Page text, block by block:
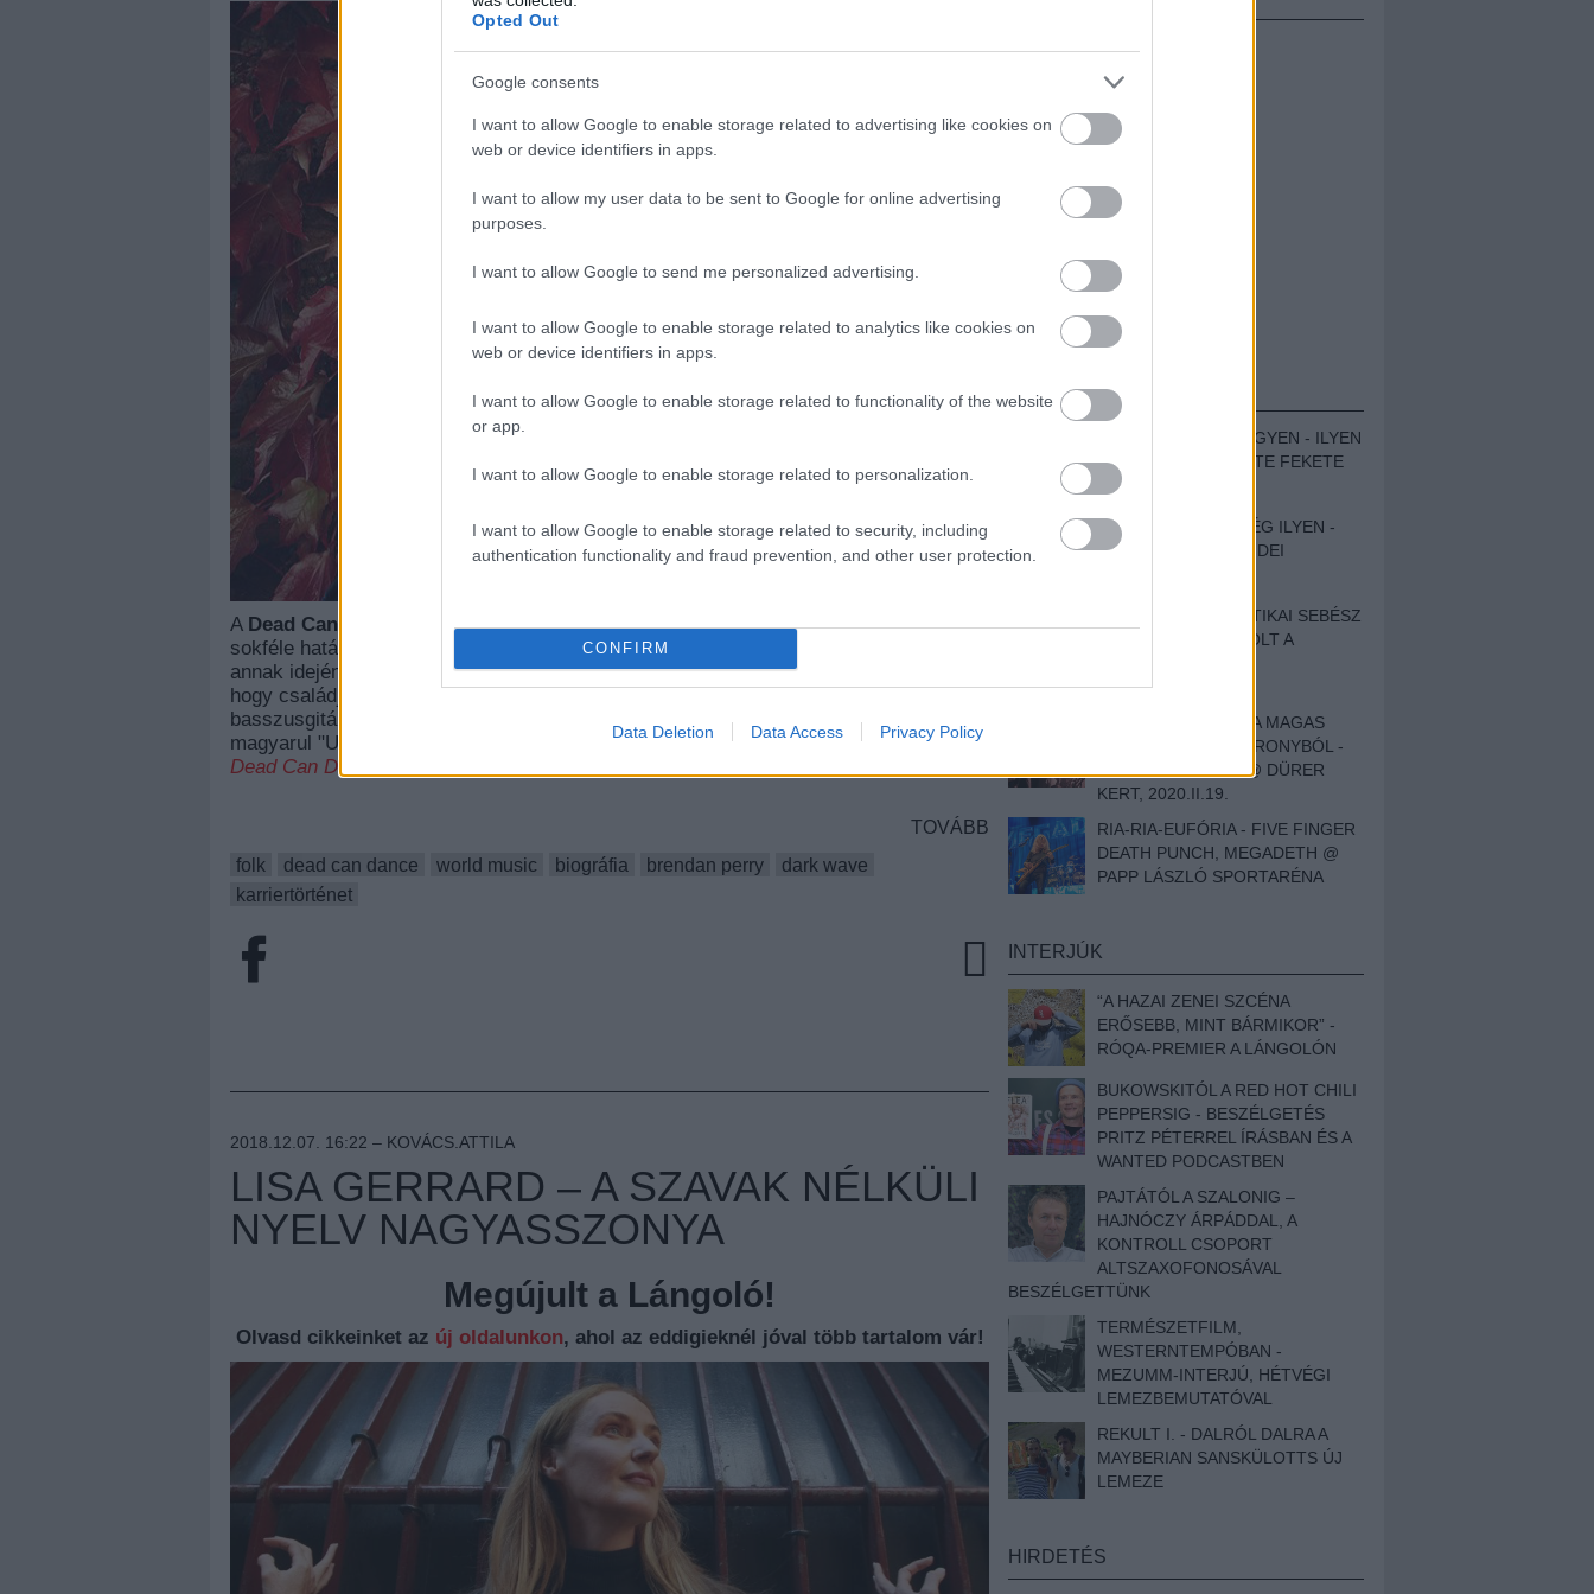
Opted Out
Google consents
I want to allow Google to enable storage related to advertising like cookies on
web or device identifiers in apps.
I want to allow my user data to be sent to Google for online advertising
purposes.
I want to allow Google to send me personalized advertising.
I want to allow Google to enable storage related to analytics like cookies on
web or device identifiers in apps.
I want to allow Google to enable storage related to functionality of the website
or app.
I want to allow Google to enable storage related to personalization.
I want to allow Google to enable storage related to security, including
authentication functionality and fraud prevention, and other user protection.
CONFIRM
Data Deletion Data Access Privacy Policy
A Dead Can Dance
neoklasszikus dark wave-ként, világzeneként aposztrofált,
sokféle hatást ötvöző zenéjét hallgatva kissé meglepő lehet, hogy
annak idején punkzenészként kezdte pályafutását. Pedig így volt: négy évvel azután,
hogy családjával együtt az új-zélandi Auckland városába költözött, már
basszusgitáros-énekesként állt első zenekara, az elegáns The Scavengers -
magyarul "Utcaseprők" esetleg "Dögevők" - névre hallgató formáció élén. (Fotók:
Dead Can Dance
TOVÁBB
folk
dead can dance world music biográfia brendan perry
dark wave
karriertörténet
2018.12.07. 16:22 – KOVÁCS.ATTILA
LISA GERRARD – A SZAVAK NÉLKÜLI
NYELV NAGYASSZONYA
Megújult a Lángoló!
Olvasd cikkeinket az új oldalunkon, ahol az eddigieknél jóval több tartalom vár!
BESZÁMOLÓK
ZENÉS TÁBOR A HEGYEN - ILYEN
VOLT A VÍRUS SZÜLTE FEKETE
ZAJ FESZTIVÁL
SOHA NEM VOLT MÉG ILYEN -
BESZÁMOLÓNK AZ IDEI
EGY HALLÁSPLASZTIKAI SEBÉSZ
NAPLÓJA - ILYEN VOLT A
DOKUMENTUMFILM
MÉLY FÉRFIBÁNAT A MAGAS
ELEFÁNTCSONTTORONYBÓL -
LEPROUS, KLONE @ DÜRER
KERT, 2020.II.19.
RIA-RIA-EUFÓRIA - FIVE FINGER
DEATH PUNCH, MEGADETH @
PAPP LÁSZLÓ SPORTARÉNA
INTERJÚK
“A HAZAI ZENEI SZCÉNA
ERŐSEBB, MINT BÁRMIKOR” -
RÓQA-PREMIER A LÁNGOLÓN
BUKOWSKITÓL A RED HOT CHILI
PEPPERSIG - BESZÉLGETÉS
PRITZ PÉTERREL ÍRÁSBAN ÉS A
WANTED PODCASTBEN
PAJTÁTÓL A SZALONIG –
HAJNÓCZY ÁRPÁDDAL, A
KONTROLL CSOPORT
ALTSZAXOFONOSÁVAL
BESZÉLGETTÜNK
TERMÉSZETFILM,
WESTERNTEMPÓBAN -
MEZUMM-INTERJÚ, HÉTVÉGI
LEMEZBEMUTATÓVAL
REKULT I. - DALRÓL DALRA A
MAYBERIAN SANSKÜLOTTS ÚJ
LEMEZE
HIRDETÉS